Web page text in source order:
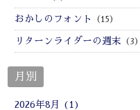
おかしのフォント （15）
リターンライダーの週末 （3）
月別
2026年8月 (1)